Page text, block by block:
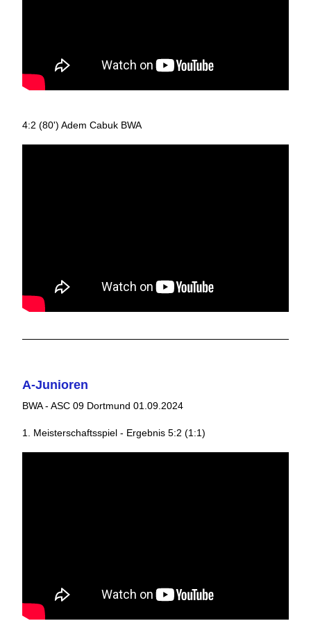
4:2 (80') Adem Cabuk BWA
A-Junioren
BWA - ASC 09 Dortmund 01.09.2024
1. Meisterschaftsspiel - Ergebnis 5:2 (1:1)